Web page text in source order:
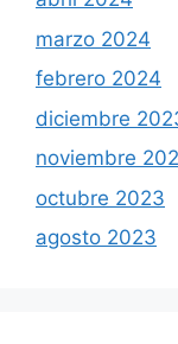
marzo 2024
febrero 2024
diciembre
noviembre
octubre 2023
agosto 2023